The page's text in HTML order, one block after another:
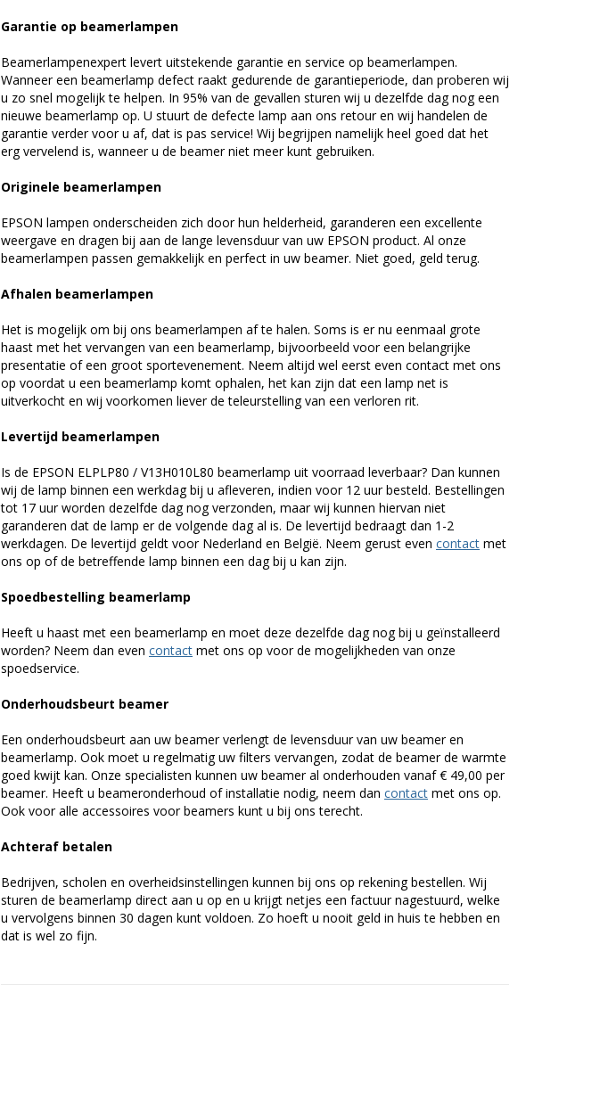
Garantie op beamerlampen
Beamerlampenexpert levert uitstekende garantie en service op beamerlampen.
Wanneer een beamerlamp defect raakt gedurende de garantieperiode, dan proberen wij
u zo snel mogelijk te helpen. In 95% van de gevallen sturen wij u dezelfde dag nog een
nieuwe beamerlamp op. U stuurt de defecte lamp aan ons retour en wij handelen de
garantie verder voor u af, dat is pas service! Wij begrijpen namelijk heel goed dat het
erg vervelend is, wanneer u de beamer niet meer kunt gebruiken.
Originele beamerlampen
EPSON lampen onderscheiden zich door hun helderheid, garanderen een excellente
weergave en dragen bij aan de lange levensduur van uw EPSON product. Al onze
beamerlampen passen gemakkelijk en perfect in uw beamer. Niet goed, geld terug.
Afhalen beamerlampen
Het is mogelijk om bij ons beamerlampen af te halen. Soms is er nu eenmaal grote
haast met het vervangen van een beamerlamp, bijvoorbeeld voor een belangrijke
presentatie of een groot sportevenement. Neem altijd wel eerst even contact met ons
op voordat u een beamerlamp komt ophalen, het kan zijn dat een lamp net is
uitverkocht en wij voorkomen liever de teleurstelling van een verloren rit.
Levertijd beamerlampen
Is de EPSON ELPLP80 / V13H010L80 beamerlamp uit voorraad leverbaar? Dan kunnen
wij de lamp binnen een werkdag bij u afleveren, indien voor 12 uur besteld. Bestellingen
tot 17 uur worden dezelfde dag nog verzonden, maar wij kunnen hiervan niet
garanderen dat de lamp er de volgende dag al is. De levertijd bedraagt dan 1-2
werkdagen. De levertijd geldt voor Nederland en België. Neem gerust even contact met
ons op of de betreffende lamp binnen een dag bij u kan zijn.
Spoedbestelling beamerlamp
Heeft u haast met een beamerlamp en moet deze dezelfde dag nog bij u geïnstalleerd
worden? Neem dan even contact met ons op voor de mogelijkheden van onze
spoedservice.
Onderhoudsbeurt beamer
Een onderhoudsbeurt aan uw beamer verlengt de levensduur van uw beamer en
beamerlamp. Ook moet u regelmatig uw filters vervangen, zodat de beamer de warmte
goed kwijt kan. Onze specialisten kunnen uw beamer al onderhouden vanaf € 49,00 per
beamer. Heeft u beameronderhoud of installatie nodig, neem dan contact met ons op.
Ook voor alle accessoires voor beamers kunt u bij ons terecht.
Achteraf betalen
Bedrijven, scholen en overheidsinstellingen kunnen bij ons op rekening bestellen. Wij
sturen de beamerlamp direct aan u op en u krijgt netjes een factuur nagestuurd, welke
u vervolgens binnen 30 dagen kunt voldoen. Zo hoeft u nooit geld in huis te hebben en
dat is wel zo fijn.